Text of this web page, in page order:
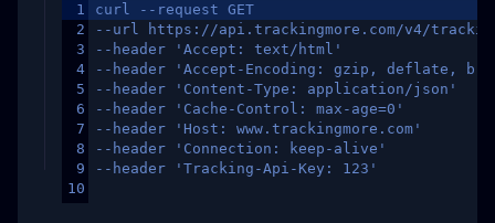
1
2
3
4
5
6
7
8
9
10
curl --request GET
--url https://api.trackingmore.com/v4/trackings/
--header 'Accept: text/html'
--header 'Accept-Encoding: gzip, deflate,
--header 'Content-Type: application/json'
--header 'Cache-Control: max-age=0'
--header 'Host: www.trackingmore.com'
--header 'Connection: keep-alive'
--header 'Tracking-Api-Key: 123'